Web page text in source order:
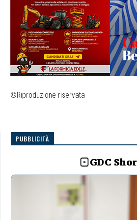
©Riproduzione riservata
PUBBLICITÀ
GDC